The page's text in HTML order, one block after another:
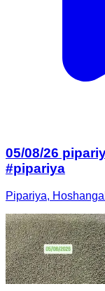
05/08/26
#pipariya
Pipariya,